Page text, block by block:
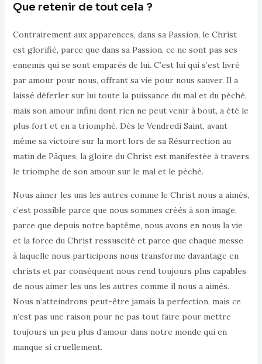
Que retenir de tout cela ?
Contrairement aux apparences, dans sa Passion, le Christ
est glorifié, parce que dans sa Passion, ce ne sont pas ses
ennemis qui se sont emparés de lui. C’est lui qui s’est livré
par amour pour nous, offrant sa vie pour nous sauver. Il a
laissé déferler sur lui toute la puissance du mal et du péché,
mais son amour infini dont rien ne peut venir à bout, a été le
plus fort et en a triomphé. Dès le Vendredi Saint, avant
même sa victoire sur la mort lors de sa Résurrection au
matin de Pâques, la gloire du Christ est manifestée à travers
le triomphe de son amour sur le mal et le péché.
Nous aimer les uns les autres comme le Christ nous a aimés,
c’est possible parce que nous sommes créés à son image,
parce que depuis notre baptême, nous avons en nous la vie
et la force du Christ ressuscité et parce que chaque messe
à laquelle nous participons nous transforme davantage en
christs et par conséquent nous rend toujours plus capables
de nous aimer les uns les autres comme il nous a aimés.
Nous n’atteindrons peut-être jamais la perfection, mais ce
n’est pas une raison pour ne pas tout faire pour mettre
toujours un peu plus d’amour dans notre monde qui en
manque si cruellement.